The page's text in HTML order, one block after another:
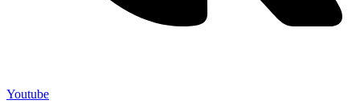
Youtube